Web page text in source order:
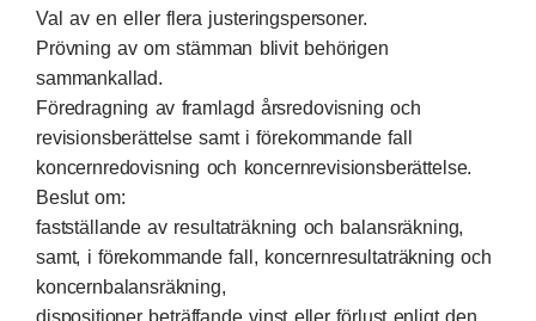
Val av en eller flera justeringspersoner.
Prövning av om stämman blivit behörigen
sammankallad.
Föredragning av framlagd årsredovisning och
revisionsberättelse samt i förekommande fall
koncernredovisning och koncernrevisionsberättelse.
Beslut om:
fastställande av resultaträkning och balansräkning,
samt, i förekommande fall, koncernresultaträkning och
koncernbalansräkning,
dispositioner beträffande vinst eller förlust enligt den